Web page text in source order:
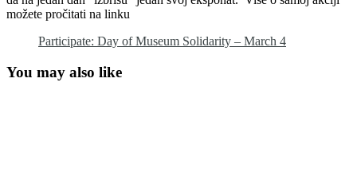
možete pročitati na linku
Participate: Day of Museum Solidarity – March 4
You may also like